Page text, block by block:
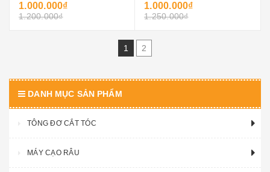
1.000.000₫
1.200.000₫
1.000.000₫
1.250.000₫
1 2
DANH MỤC SẢN PHẨM
TÔNG ĐƠ CẮT TÓC
MÁY CẠO RÂU